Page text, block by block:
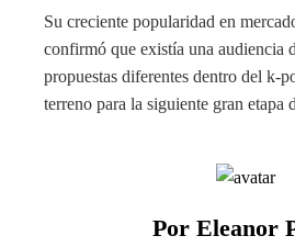
Su creciente popularidad en
confirmó que existía una audiencia
propuestas diferentes dentro del k-
terreno para la siguiente gran etapa
Por Eleanor